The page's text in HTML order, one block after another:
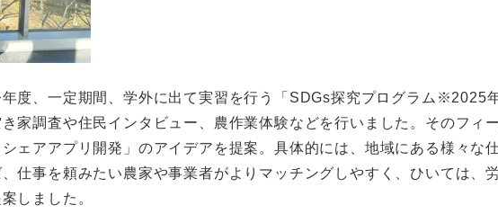
度、一定期間、学外に出て実習を行う「SDGs探究プログラム※2025
家調査や住民インタビュー、農作業体験などを行いました。そのフィ
ェアアプリ開発」のアイデアを提案。具体的には、地域にある様々な
仕事を頼みたい農家や事業者がよりマッチングしやすく、ひいては、
しました。